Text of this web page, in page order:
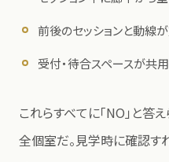
前後のセッションと動線
受付・待合スペースが共
これらすべてに「NO」と答
全個室だ。見学時に確認す